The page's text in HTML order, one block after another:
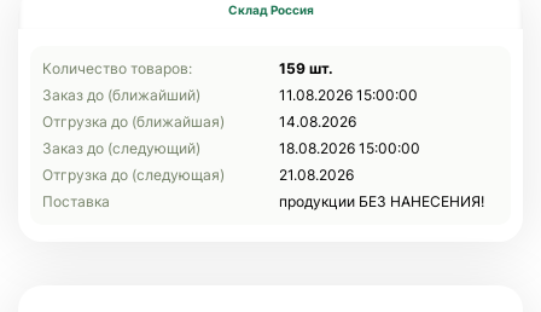
Склад Россия
Количество товаров:
159 шт.
Заказ до (ближайший)
11.08.2026 15:00:00
Отгрузка до (ближайшая)
14.08.2026
Заказ до (следующий)
18.08.2026 15:00:00
Отгрузка до (следующая)
21.08.2026
Поставка
продукции БЕЗ НАНЕСЕНИЯ!